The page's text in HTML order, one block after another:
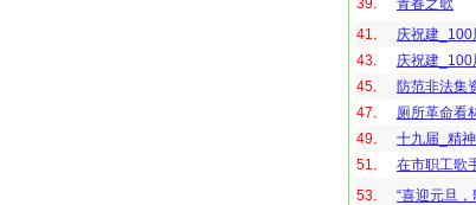
39.
青春之歌
41.
庆祝建
43.
庆祝建
45.
防范非法集
47.
厕所革命看
49.
十九届_精
51.
在市职工歌
53.
“喜迎元旦